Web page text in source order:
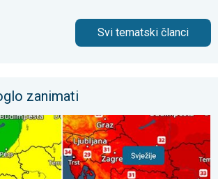
Svi tematski članci
zanimati
Lokalni pljuskovi. Ponovno toplije. . .